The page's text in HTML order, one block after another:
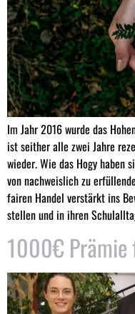
Im Jahr 2016 wurde das
ist seither alle zwei Jahre
wieder. Wie das Hogy haben
von nachweislich zu
fairen Handel verstärkt ins
stellen und in ihren
1000€ Prämie